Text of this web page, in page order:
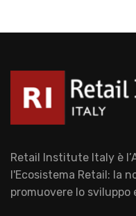
Retail Institute Italy è
l'Ecosistema Retail: la
promuovere lo